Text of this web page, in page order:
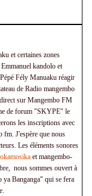
et certaines zones
kandolo et
Fély Manuaku réagir
de Radio mangembo
sur Mangembo FM
de forum "SKYPE" le
les inscriptions avec
fm. J'espère que nous
Les éléments sonores
et mangembo-
nous sommes ouvert à
ya Banganga" qui se fera